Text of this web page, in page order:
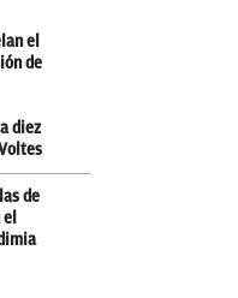
el
de
diez
de